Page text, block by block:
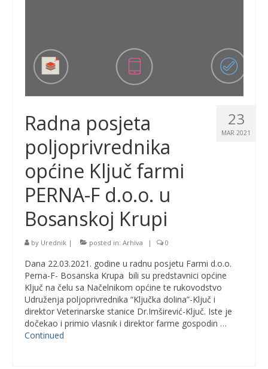
23
MAR 2021
Radna posjeta
poljoprivrednika
općine Ključ farmi
PERNA-F d.o.o. u
Bosanskoj Krupi
by Urednik | posted in: Arhiva | 0
Dana 22.03.2021. godine u radnu posjetu Farmi d.o.o.
Perna-F- Bosanska Krupa bili su predstavnici općine
Ključ na čelu sa Načelnikom općine te rukovodstvo
Udruženja poljoprivrednika “Ključka dolina”-Ključ i
direktor Veterinarske stanice Dr.Imširević-Ključ. Iste je
dočekao i primio vlasnik i direktor farme gospodin …
Continued